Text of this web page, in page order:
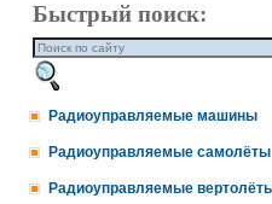
Быстрый поиск:
Радиоуправляемые машины
Радиоуправляемые самолёты
Радиоуправляемые